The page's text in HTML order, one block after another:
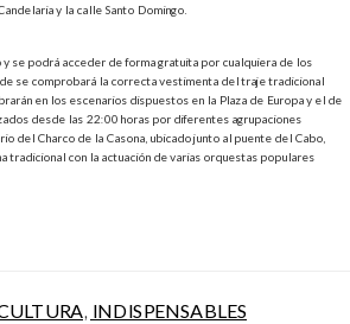
y la calle Santo Domingo.
se podrá acceder de forma gratuita por cualquiera de los
se comprobará la correcta vestimenta del traje tradicional
en los escenarios dispuestos en la Plaza de Europa y el de
desde las 22:00 horas por diferentes agrupaciones
del Charco de la Casona, ubicado junto al puente del Cabo,
tradicional con la actuación de varias orquestas populares
INDISPENSABLES